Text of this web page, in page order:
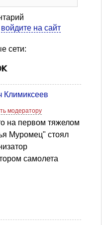
войдите на сайт
сети:
Климиксеев
модератору
на первом тяжелом
Муромец" стоял
самолета